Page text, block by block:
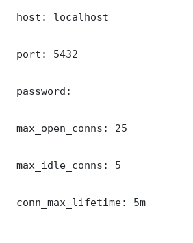
host: localhost
port: 5432
password:
max_open_conns: 25
max_idle_conns: 5
conn_max_lifetime: 5m